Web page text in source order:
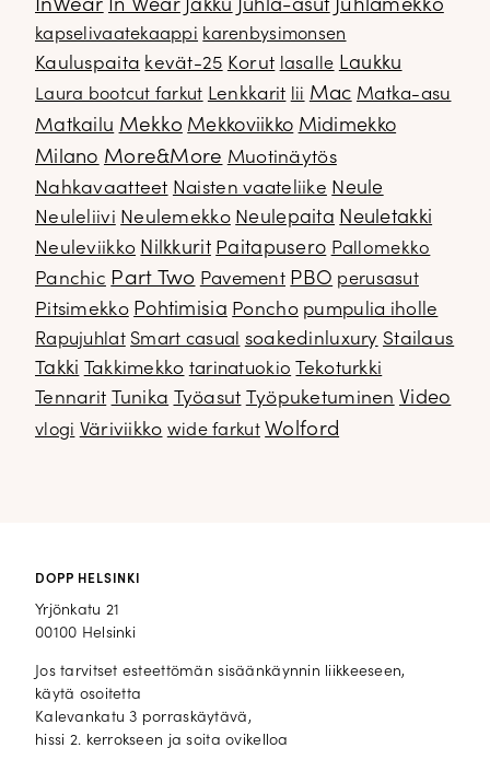
InWear In Wear Jakku Juhla-asut Juhlamekko
kapselivaatekaappi karenbysimonsen
Kauluspaita kevät-25 Korut lasalle Laukku
Laura bootcut farkut Lenkkarit lii Mac Matka-asu
Matkailu Mekko Mekkoviikko Midimekko
Milano More&More Muotinäytös
Nahkavaatteet Naisten vaateliike Neule
Neuleliivi Neulemekko Neulepaita Neuletakki
Neuleviikko Nilkkurit Paitapusero Pallomekko
Panchic Part Two Pavement PBO perusasut
Pitsimekko Pohtimisia Poncho pumpulia iholle
Rapujuhlat Smart casual soakedinluxury Stailaus
Takki
Takkimekko tarinatuokio
Tekoturkki
Tennarit
Tunika Työasut Työpuketuminen Video
vlogi Väriviikko wide farkut Wolford
DOPP HELSINKI
Yrjönkatu 21
00100 Helsinki
Jos tarvitset esteettömän sisäänkäynnin liikkeeseen,
käytä osoitetta
Kalevankatu 3 porraskäytävä,
hissi 2. kerrokseen ja soita ovikelloa